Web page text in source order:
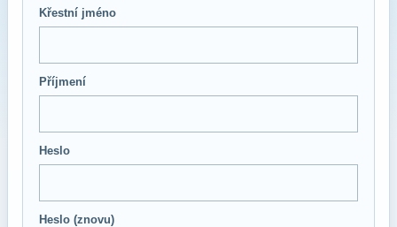
Křestní jméno
Příjmení
Heslo
Heslo (znovu)